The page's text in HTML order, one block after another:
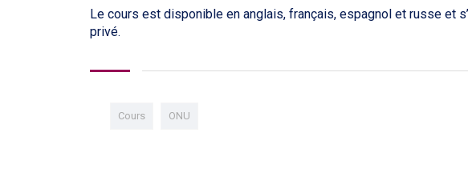
Le cours est disponible en anglais, français, espagnol et russe et
privé.
Cours ONU